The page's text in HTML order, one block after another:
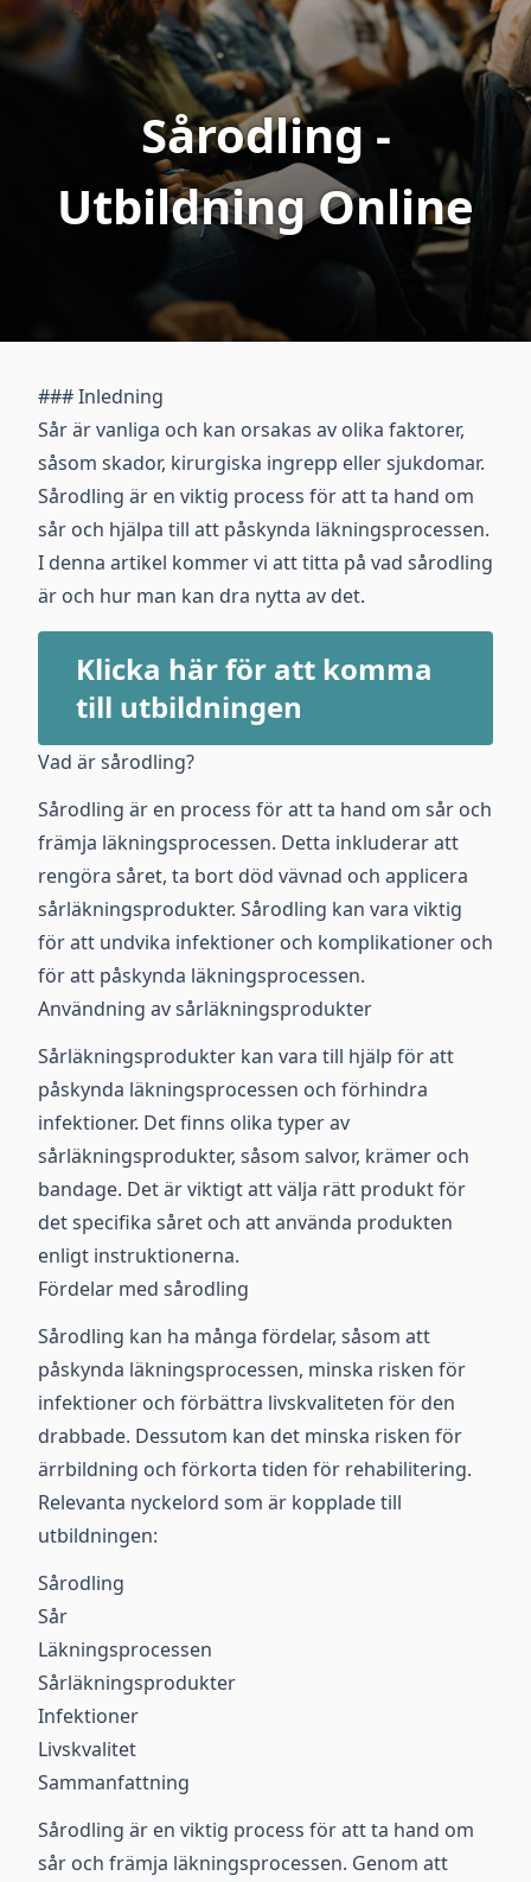
Sårodling -
Utbildning Online
### Inledning
Sår är vanliga och kan orsakas av olika faktorer,
såsom skador, kirurgiska ingrepp eller sjukdomar.
Sårodling är en viktig process för att ta hand om
sår och hjälpa till att påskynda läkningsprocessen.
I denna artikel kommer vi att titta på vad sårodling
är och hur man kan dra nytta av det.
Klicka här för att komma
till utbildningen
Vad är sårodling?
Sårodling är en process för att ta hand om sår och
främja läkningsprocessen. Detta inkluderar att
rengöra såret, ta bort död vävnad och applicera
sårläkningsprodukter. Sårodling kan vara viktig
för att undvika infektioner och komplikationer och
för att påskynda läkningsprocessen.
Användning av sårläkningsprodukter
Sårläkningsprodukter kan vara till hjälp för att
påskynda läkningsprocessen och förhindra
infektioner. Det finns olika typer av
sårläkningsprodukter, såsom salvor, krämer och
bandage. Det är viktigt att välja rätt produkt för
det specifika såret och att använda produkten
enligt instruktionerna.
Fördelar med sårodling
Sårodling kan ha många fördelar, såsom att
påskynda läkningsprocessen, minska risken för
infektioner och förbättra livskvaliteten för den
drabbade. Dessutom kan det minska risken för
ärrbildning och förkorta tiden för rehabilitering.
Relevanta nyckelord som är kopplade till
utbildningen:
Sårodling
Sår
Läkningsprocessen
Sårläkningsprodukter
Infektioner
Livskvalitet
Sammanfattning
Sårodling är en viktig process för att ta hand om
sår och främja läkningsprocessen. Genom att